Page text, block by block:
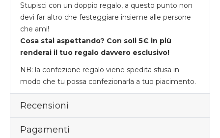
Stupisci con un doppio regalo, a questo punto non
devi far altro che festeggiare insieme alle persone
che ami!
Cosa stai aspettando? Con soli 5€ in più
renderai il tuo regalo davvero esclusivo!
NB: la confezione regalo viene spedita sfusa in
modo che tu possa confezionarla a tuo piacimento.
Recensioni
Pagamenti